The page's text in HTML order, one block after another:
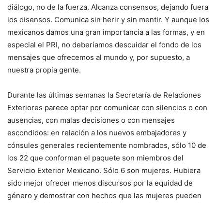
diálogo, no de la fuerza. Alcanza consensos, dejando fuera
los disensos. Comunica sin herir y sin mentir. Y aunque los
mexicanos damos una gran importancia a las formas, y en
especial el PRI, no deberíamos descuidar el fondo de los
mensajes que ofrecemos al mundo y, por supuesto, a
nuestra propia gente.
Durante las últimas semanas la Secretaría de Relaciones
Exteriores parece optar por comunicar con silencios o con
ausencias, con malas decisiones o con mensajes
escondidos: en relación a los nuevos embajadores y
cónsules generales recientemente nombrados, sólo 10 de
los 22 que conforman el paquete son miembros del
Servicio Exterior Mexicano. Sólo 6 son mujeres. Hubiera
sido mejor ofrecer menos discursos por la equidad de
género y demostrar con hechos que las mujeres pueden